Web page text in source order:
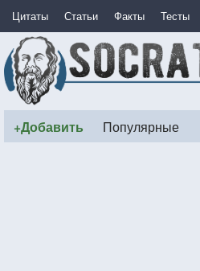
Цитаты Статьи Факты Тесты
+Добавить Популярные